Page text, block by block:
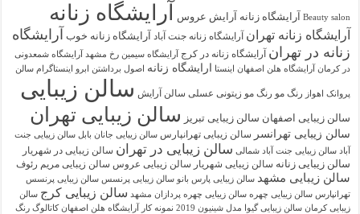
Beauty salon آرايشگاه زنانه آرایش عروس آرایشگاه زنانه
آرایشگاه زنانه تهران آرایشگاه زنانه جنت آباد آرایشگاه زنانه خوب آرایشگاه
زنانه در تهران آرایشگاه زنانه در کرج آرایشگاه سیمین رخ مشهد آرایشگاه شمعدونی
در کرمان آرایشگاه هلن اصفهان اینستا ارایشگاه زنانه اصول برداشتن ابرو اینستاگرام سالن
پروانک اهواز رنگ مو رنگ مو زیتونی عسلی سالن آرایش سالن زیبایی
سالن زیبایی اصفهان سالن زیبایی تبریز سالن زیبایی تهران
سالن زیبایی تهرانسر سالن زیبایی تهرانپارس سالن زیبایی جانان بابل سالن زیبایی جنت
آباد سالن زیبایی جنت آباد شمالی سالن زیبایی در تهران سالن زیبایی در شهریار
سالن زیبایی زنانه سالن زیبایی شهریار سالن زیبایی عروس سالن زیبایی مریم رئوف
سالن زیبایی مشهد سالن زیبایی پارس بانو سالن زیبایی پرنسس سالن زیبایی پرنسس
تهرانپارس سالن زیبایی چهره سالن زیبایی چهره پردازان مشهد سالن زیبایی کرج سالن
زیبایی کرمان سالن زیبایی گیوا مدل شینیون 2019 نمونه کار آرایشگاه هلن اصفهان کاتالوگ رنگ